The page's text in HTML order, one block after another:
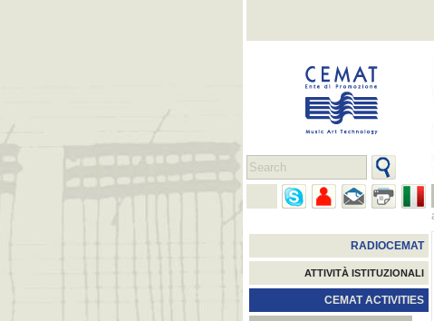
RADIOCEMAT
ATTIVITÀ ISTITUZIONALI
CEMAT ACTIVITIES